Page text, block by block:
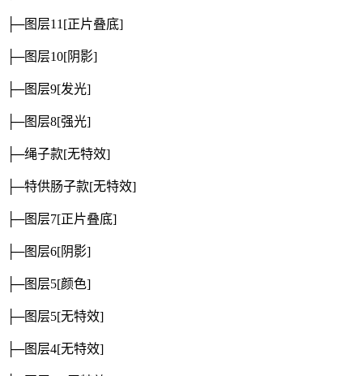
├─图层11 [正片叠底]
├─图层10[阴影]
├─图层9[发光]
├─图层8[强光]
├─绳子款[无特效]
├─特供肠子款[无特效]
├─图层7[正片叠底]
├─图层6[阴影]
├─图层5[颜色]
├─图层5[无特效]
├─图层4[无特效]